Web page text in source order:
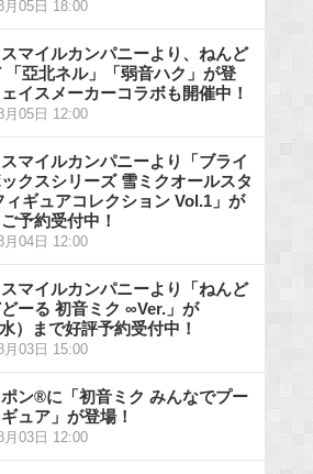
月05日 18:00
マイルカンパニーより、ねんど
「亞北ネル」「弱音ハク」が登
イスメーカーコラボも開催中！
月05日 12:00
マイルカンパニーより「ブライ
クスシリーズ 雪ミクオールスタ
ィギュアコレクション Vol.1」が
予約受付中！
月04日 12:00
マイルカンパニーより「ねんど
ーる 初音ミク ∞Ver.」が
）まで好評予約受付中！
月03日 15:00
ン®に「初音ミク みんなでプー
ュア」が登場！
月03日 12:00